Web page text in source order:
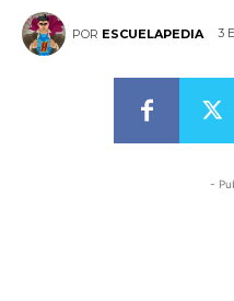
POR ESCUELAPEDIA 3
-